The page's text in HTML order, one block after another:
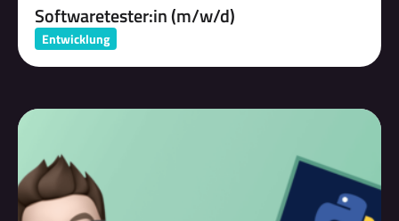
Softwaretester:in (m/w/d)
Entwicklung